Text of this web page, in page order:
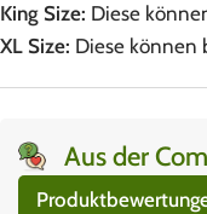
King Size: Diese
XL Size: Diese können
Aus der